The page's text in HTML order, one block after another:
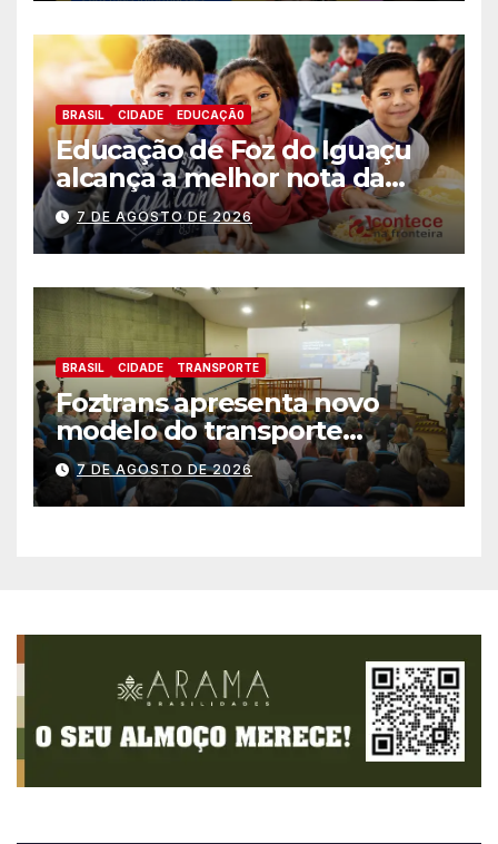
BRASIL CIDADE EDUCAÇÃ0
Educação de Foz do Iguaçu
alcança a melhor nota da
história no IDEB
7 DE AGOSTO DE 2026
BRASIL CIDADE TRANSPORTE
Foztrans apresenta novo
modelo do transporte
coletivo em audiência
pública e avança para um
sistema mais moderno e
7 DE AGOSTO DE 2026